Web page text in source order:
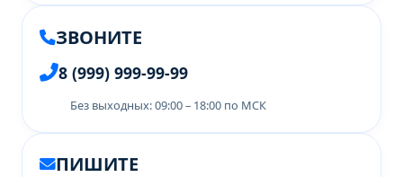
ЗВОНИТЕ
8 (999) 999-99-99
Без выходных: 09:00 – 18:00 по МСК
ПИШИТЕ